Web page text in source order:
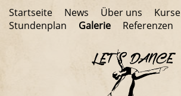
Startseite News Über uns
Kurse
Stundenplan
Galerie Referenzen